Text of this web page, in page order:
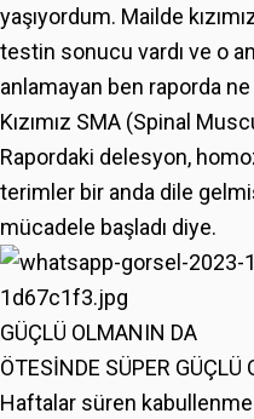
yaşıyordum. Mailde
testin sonucu vardı ve o
anlamayan ben raporda
Kızımız SMA (Spinal
Rapordaki delesyon,
terimler bir anda dile
mücadele başladı diye.
GÜÇLÜ OLMANIN DA
ÖTESİNDE SÜPER GÜÇLÜ
Haftalar süren